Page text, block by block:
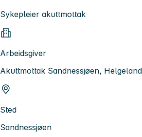
Sykepleier akuttmottak
Arbeidsgiver
Akuttmottak Sandnessjøen,
Sted
Sandnessjøen